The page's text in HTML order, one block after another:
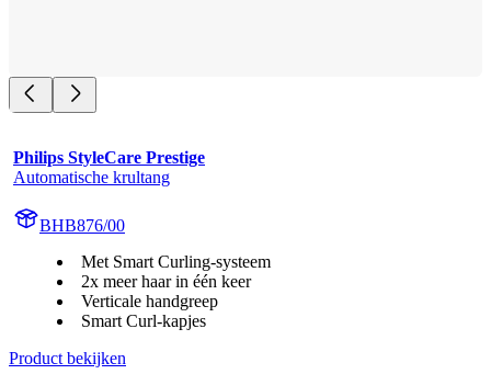
Philips StyleCare Prestige
Automatische krultang
BHB876/00
Met Smart Curling-systeem
2x meer haar in één keer
Verticale handgreep
Smart Curl-kapjes
Product bekijken